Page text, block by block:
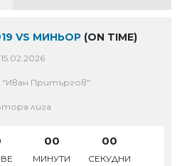
VS МИНЬОР (ON TIME)
15.02.2026
Притъргов"
лига
00
МИНУТИ
00
СЕКУДНИ